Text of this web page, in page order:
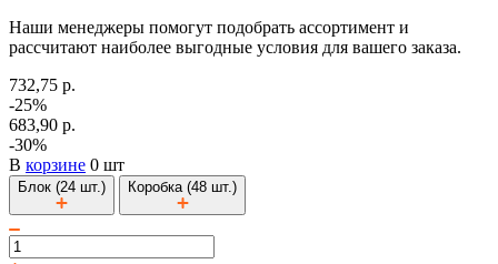
Наши менеджеры помогут подобрать ассортимент и
рассчитают наиболее выгодные условия для вашего заказа.
732,75 р.
-25%
683,90 р.
-30%
В корзине 0 шт
Блок (24 шт.) Коробка (48 шт.)